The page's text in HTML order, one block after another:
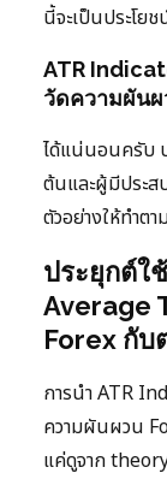
นี้จะเป็นประโยช
ATR
วัดความผันผ
ได้แน่นอนครับ บ
ต้นและผู้มีประ
ตัวอย่างให้ทำต
ประยุกต์ใ
Average
Forex กับ
การนำ ATR
ความผันผวน
แค่ดูจาก